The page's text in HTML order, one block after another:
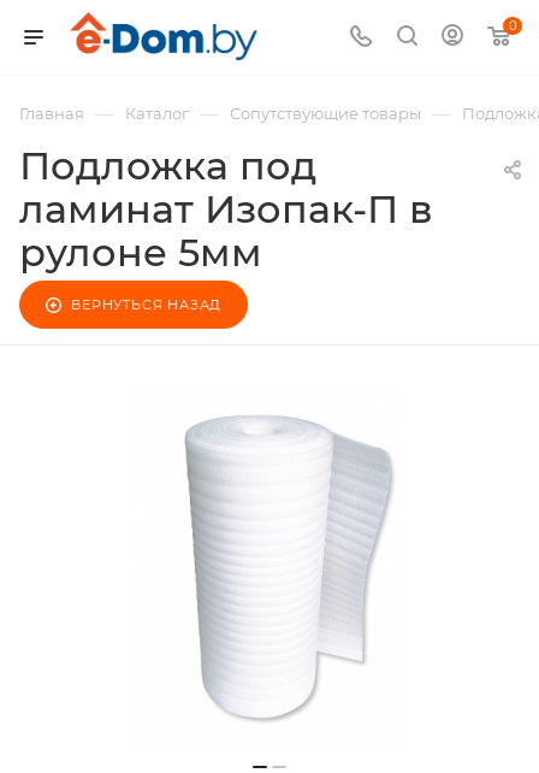
0
Главная — Каталог — Сопутствующие товары —
Подложка под
ламинат Изопак-П в
рулоне 5мм
ВЕРНУТЬСЯ НАЗАД